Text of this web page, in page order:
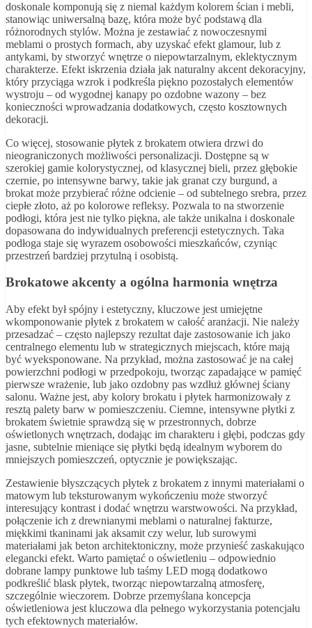
doskonale komponują się z niemal każdym kolorem ścian i mebli,
stanowiąc uniwersalną bazę, która może być podstawą dla
różnorodnych stylów. Można je zestawiać z nowoczesnymi
meblami o prostych formach, aby uzyskać efekt glamour, lub z
antykami, by stworzyć wnętrze o niepowtarzalnym, eklektycznym
charakterze. Efekt iskrzenia działa jak naturalny akcent dekoracyjny,
który przyciąga wzrok i podkreśla piękno pozostałych elementów
wystroju – od wygodnej kanapy po ozdobne wazony – bez
konieczności wprowadzania dodatkowych, często kosztownych
dekoracji.
Co więcej, stosowanie płytek z brokatem otwiera drzwi do
nieograniczonych możliwości personalizacji. Dostępne są w
szerokiej gamie kolorystycznej, od klasycznej bieli, przez głębokie
czernie, po intensywne barwy, takie jak granat czy burgund, a
brokat może przybierać różne odcienie – od subtelnego srebra, przez
ciepłe złoto, aż po kolorowe refleksy. Pozwala to na stworzenie
podłogi, która jest nie tylko piękna, ale także unikalna i doskonale
dopasowana do indywidualnych preferencji estetycznych. Taka
podłoga staje się wyrazem osobowości mieszkańców, czyniąc
przestrzeń bardziej przytulną i osobistą.
Brokatowe akcenty a ogólna harmonia wnętrza
Aby efekt był spójny i estetyczny, kluczowe jest umiejętne
wkomponowanie płytek z brokatem w całość aranżacji. Nie należy
przesadzać – często najlepszy rezultat daje zastosowanie ich jako
centralnego elementu lub w strategicznych miejscach, które mają
być wyeksponowane. Na przykład, można zastosować je na całej
powierzchni podłogi w przedpokoju, tworząc zapadające w pamięć
pierwsze wrażenie, lub jako ozdobny pas wzdłuż głównej ściany
salonu. Ważne jest, aby kolory brokatu i płytek harmonizowały z
resztą palety barw w pomieszczeniu. Ciemne, intensywne płytki z
brokatem świetnie sprawdzą się w przestronnych, dobrze
oświetlonych wnętrzach, dodając im charakteru i głębi, podczas gdy
jasne, subtelnie mieniące się płytki będą idealnym wyborem do
mniejszych pomieszczeń, optycznie je powiększając.
Zestawienie błyszczących płytek z brokatem z innymi materiałami o
matowym lub teksturowanym wykończeniu może stworzyć
interesujący kontrast i dodać wnętrzu warstwowości. Na przykład,
połączenie ich z drewnianymi meblami o naturalnej fakturze,
miękkimi tkaninami jak aksamit czy welur, lub surowymi
materiałami jak beton architektoniczny, może przynieść zaskakująco
elegancki efekt. Warto pamiętać o oświetleniu – odpowiednio
dobrane lampy punktowe lub taśmy LED mogą dodatkowo
podkreślić blask płytek, tworząc niepowtarzalną atmosferę,
szczególnie wieczorem. Dobrze przemyślana koncepcja
oświetleniowa jest kluczowa dla pełnego wykorzystania potencjału
tych efektownych materiałów.